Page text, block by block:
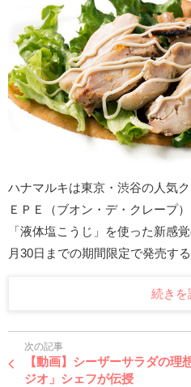
ハナマルキは東京・渋谷の人気
ＥＰＥ（ブオン・デ・クレープ
「液体塩こうじ」を使った新感
月30日までの期間限定で発売する
続きを
次の記事
【動画】シーザーサラダの理
ジオ」シェフが伝授